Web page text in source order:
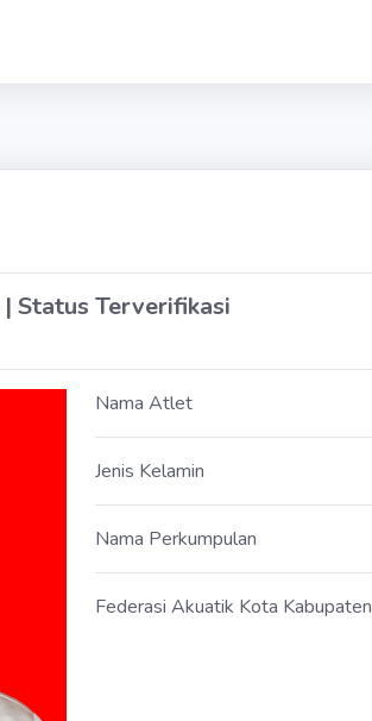
Status Terverifikasi
Nama Atlet
Jenis Kelamin
Nama Perkumpulan
Federasi Akuatik Kota Kabupaten